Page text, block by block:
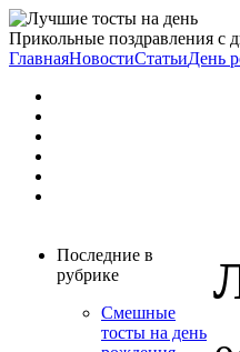
Прикольные поздравления с
ГлавнаяНовостиСтатьиДень
Последние в
рубрике
Смешные
тосты на день